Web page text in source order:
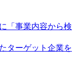
「事業内容から検
ターゲット企業を